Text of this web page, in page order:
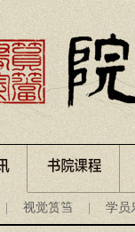
视觉筼筜 学员